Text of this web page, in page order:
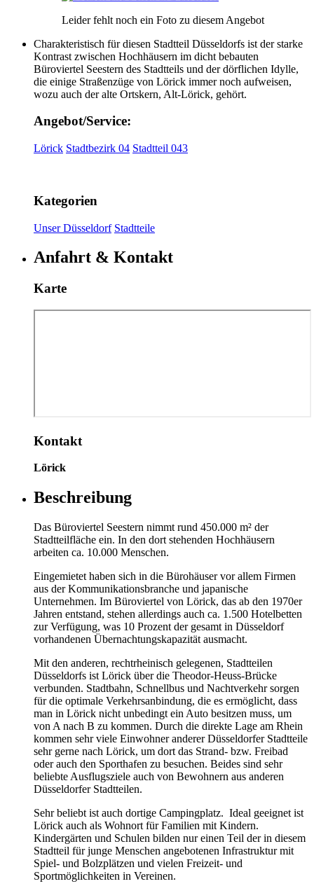
Leider fehlt noch ein Foto zu diesem Angebot
Charakteristisch für diesen Stadtteil Düsseldorfs ist der starke
Kontrast zwischen Hochhäusern im dicht bebauten
Büroviertel Seestern des Stadtteils und der dörflichen Idylle,
die einige Straßenzüge von Lörick immer noch aufweisen,
wozu auch der alte Ortskern, Alt-Lörick, gehört.
Angebot/Service:
Lörick Stadtbezirk 04 Stadtteil 043
Kategorien
Unser Düsseldorf Stadtteile
Anfahrt & Kontakt
Karte
Kontakt
Lörick
Beschreibung
Das Büroviertel Seestern nimmt rund 450.000 m² der
Stadtteilfläche ein. In den dort stehenden Hochhäusern
arbeiten ca. 10.000 Menschen.
Eingemietet haben sich in die Bürohäuser vor allem Firmen
aus der Kommunikationsbranche und japanische
Unternehmen. Im Büroviertel von Lörick, das ab den 1970er
Jahren entstand, stehen allerdings auch ca. 1.500 Hotelbetten
zur Verfügung, was 10 Prozent der gesamt in Düsseldorf
vorhandenen Übernachtungskapazität ausmacht.
Mit den anderen, rechtrheinisch gelegenen, Stadtteilen
Düsseldorfs ist Lörick über die Theodor-Heuss-Brücke
verbunden. Stadtbahn, Schnellbus und Nachtverkehr sorgen
für die optimale Verkehrsanbindung, die es ermöglicht, dass
man in Lörick nicht unbedingt ein Auto besitzen muss, um
von A nach B zu kommen. Durch die direkte Lage am Rhein
kommen sehr viele Einwohner anderer Düsseldorfer Stadtteile
sehr gerne nach Lörick, um dort das Strand- bzw. Freibad
oder auch den Sporthafen zu besuchen. Beides sind sehr
beliebte Ausflugsziele auch von Bewohnern aus anderen
Düsseldorfer Stadtteilen.
Sehr beliebt ist auch dortige Campingplatz. Ideal geeignet ist
Lörick auch als Wohnort für Familien mit Kindern.
Kindergärten und Schulen bilden nur einen Teil der in diesem
Stadtteil für junge Menschen angebotenen Infrastruktur mit
Spiel- und Bolzplätzen und vielen Freizeit- und
Sportmöglichkeiten in Vereinen.